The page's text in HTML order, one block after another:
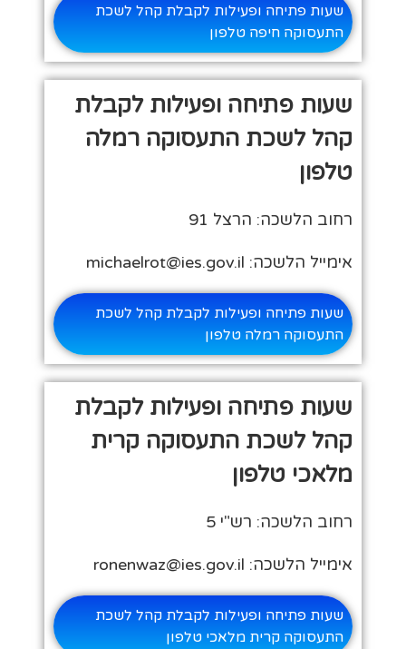
שעות פתיחה ופעילות לקבלת קהל לשכת
התעסוקה חיפה טלפון
שעות פתיחה ופעילות לקבלת
קהל לשכת התעסוקה רמלה
טלפון
רחוב הלשכה: הרצל 91
אימייל הלשכה: michaelrot@ies.gov.il
שעות פתיחה ופעילות לקבלת קהל לשכת
התעסוקה רמלה טלפון
שעות פתיחה ופעילות לקבלת
קהל לשכת התעסוקה קרית
מלאכי טלפון
רחוב הלשכה: רש"י 5
אימייל הלשכה: ronenwaz@ies.gov.il
שעות פתיחה ופעילות לקבלת קהל לשכת
התעסוקה קרית מלאכי טלפון